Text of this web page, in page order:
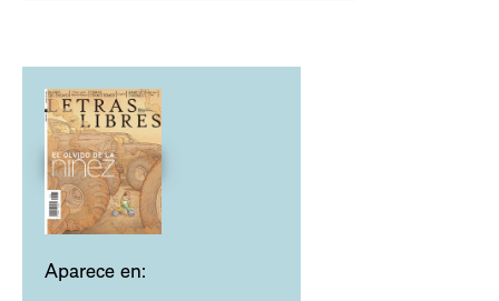
Aparece en: